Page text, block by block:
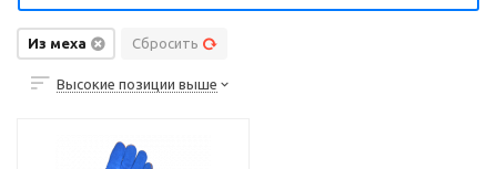
Из меха Сбросить
Высокие позиции выше